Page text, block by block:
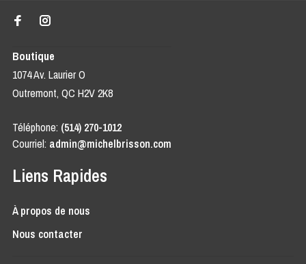
Boutique
1074 Av. Laurier O
Outremont, QC H2V 2K8
Téléphone: (514) 270-1012
Courriel: admin@michelbrisson.com
Liens Rapides
À propos de nous
Nous contacter